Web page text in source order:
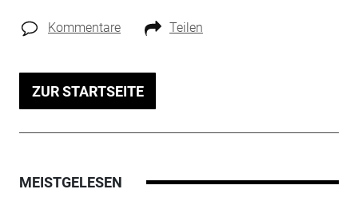
Kommentare Teilen
ZUR STARTSEITE
MEISTGELESEN